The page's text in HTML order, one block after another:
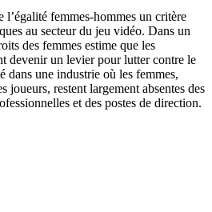
l’égalité femmes-hommes un critère
au secteur du jeu vidéo. Dans un
des femmes estime que les
devenir un levier pour lutter contre le
dans une industrie où les femmes,
joueurs, restent largement absentes des
et des postes de direction.